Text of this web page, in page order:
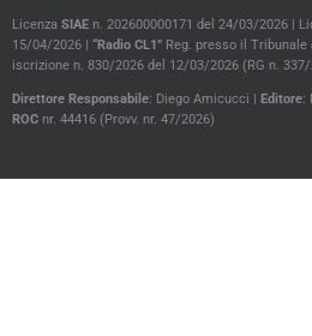
Licenza SIAE n. 202600000171 del 24/03/2026 |
15/04/2026 | “Radio CL1” Reg. presso il
iscrizione n. 830/2026 del 12/03/2026 (RG n. 337/
Direttore Responsabile: Diego Amicucci | Editore:
ROC nr. 44416 (Provv. nr. 47/2026)